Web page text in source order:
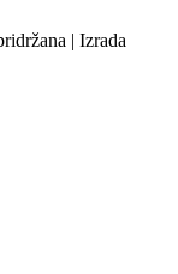
| Izrada